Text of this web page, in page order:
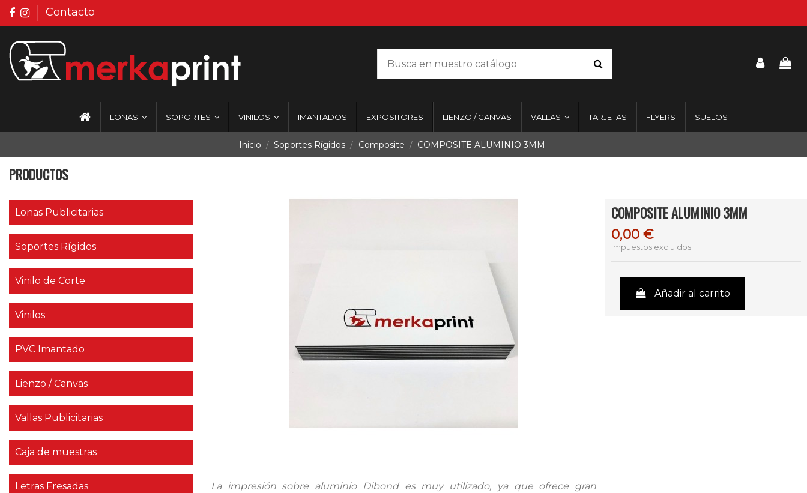
Contacto
LONAS SOPORTES VINILOS IMANTADOS EXPOSITORES LIENZO / CANVAS VALLAS TARJETAS FLYERS SUELOS
Inicio Soportes Rígidos Composite COMPOSITE ALUMINIO 3MM
PRODUCTOS
Lonas Publicitarias
Soportes Rígidos
Vinilo de Corte
Vinilos
PVC Imantado
Lienzo / Canvas
Vallas Publicitarias
Caja de muestras
Letras Fresadas
La impresión sobre aluminio Dibond es muy utilizado, ya que ofrece gran
COMPOSITE ALUMINIO 3MM
0,00 €
Impuestos excluidos
Añadir al carrito